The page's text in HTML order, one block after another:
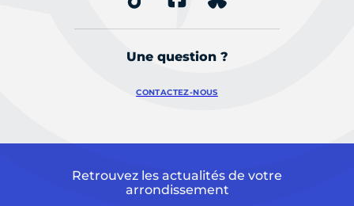
Une question ?
CONTACTEZ-NOUS
Retrouvez les actualités de votre
arrondissement